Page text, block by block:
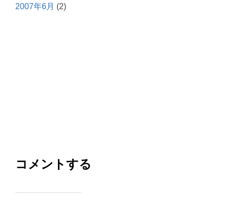
2007年6月 (2)
コメントする